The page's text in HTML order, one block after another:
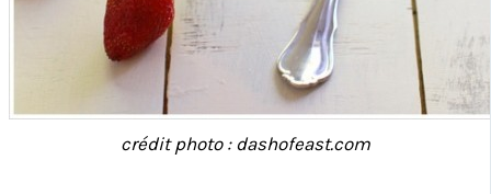
crédit photo : dashofeast.com